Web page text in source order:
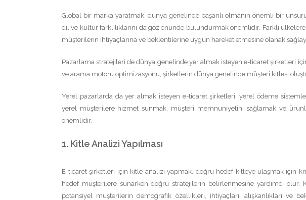
Global bir marka yaratmak, dünya genelinde başarılı olmanın önemli bir unsuru
dil ve kültür farklılıklarını da göz önünde bulundurmak önemlidir. Farklı
müşterilerin ihtiyaçlarına ve beklentilerine uygun hareket etmesine olanak
Pazarlama stratejileri de dünya genelinde yer almak isteyen e-ticaret şirketleri
ve arama motoru optimizasyonu, şirketlerin dünya genelinde müşteri kitlesi
Yerel pazarlarda da yer almak isteyen e-ticaret şirketleri, yerel ödeme
yerel müşterilere hizmet sunmak, müşteri memnuniyetini sağlamak ve
önemlidir.
1. Kitle Analizi Yapılması
E-ticaret şirketleri için kitle analizi yapmak, doğru hedef kitleye ulaşmak için
hedef müşterilere sunarken doğru stratejilerin belirlenmesine yardımcı
potansiyel müşterilerin demografik özellikleri, ihtiyaçları, alışkanlıkları ve